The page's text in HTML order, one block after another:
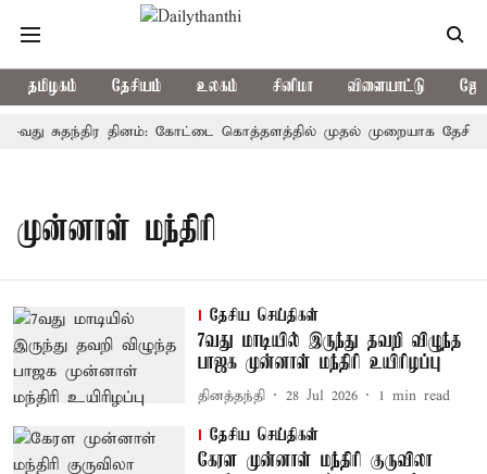
தமிழகம் தேசியம் உலகம் சினிமா விளையாட்டு
வது சுதந்திர தினம்: கோட்டை கொத்தளத்தில் முதல் முறையாக தேசிய
முன்னாள் மந்திரி
தேசிய செய்திகள்
7வது மாடியில் இருந்து தவறி விழுந்த
பாஜக முன்னாள் மந்திரி உயிரிழப்பு
தினத்தந்தி 28 Jul 2026 1 min read
தேசிய செய்திகள்
கேரள முன்னாள் மந்திரி குருவிலா